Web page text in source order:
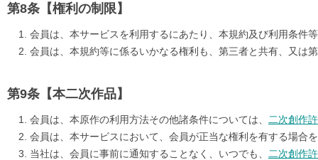
【権利の制限】
会員は、本サービスを利用するにあたり、本規約及び利用条件
会員は、本規約等に係るいかなる権利も、第三者と共有、又は
【本二次作品】
会員は、本原作の利用方法その他諸条件については、
二次創作
会員は、本サービスにおいて、会員が正当な権利を有する場合
当社は、会員に事前に通知することなく、いつでも、
二次創作